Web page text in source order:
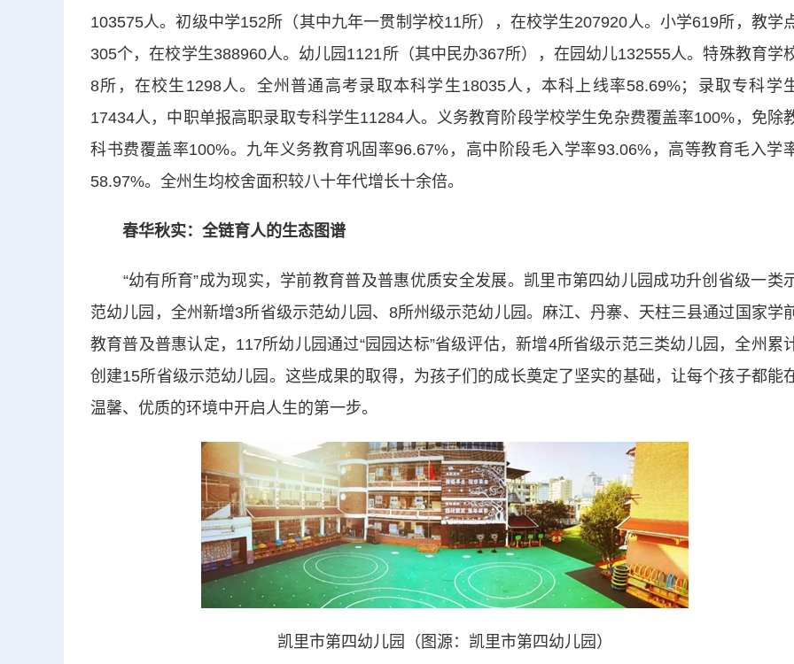
103575人。初级中学152所（其中九年一贯制学校11所），在校学生207920人。小学619所，教学
305个，在校学生388960人。幼儿园1121所（其中民办367所），在园幼儿132555人。特殊教育学
8所，在校生1298人。全州普通高考录取本科学生18035人，本科上线率58.69%；录取专科学
17434人，中职单报高职录取专科学生11284人。义务教育阶段学校学生免杂费覆盖率100%，免除
科书费覆盖率100%。九年义务教育巩固率96.67%，高中阶段毛入学率93.06%，高等教育毛入学
58.97%。全州生均校舍面积较八十年代增长十余倍。
春华秋实：全链育人的生态图谱
“幼有所育”成为现实，学前教育普及普惠优质安全发展。凯里市第四幼儿园成功升创省级一类
范幼儿园，全州新增3所省级示范幼儿园、8所州级示范幼儿园。麻江、丹寨、天柱三县通过国家学
教育普及普惠认定，117所幼儿园通过“园园达标”省级评估，新增4所省级示范三类幼儿园，全州累
创建15所省级示范幼儿园。这些成果的取得，为孩子们的成长奠定了坚实的基础，让每个孩子都能
温馨、优质的环境中开启人生的第一步。
凯里市第四幼儿园（图源：凯里市第四幼儿园）